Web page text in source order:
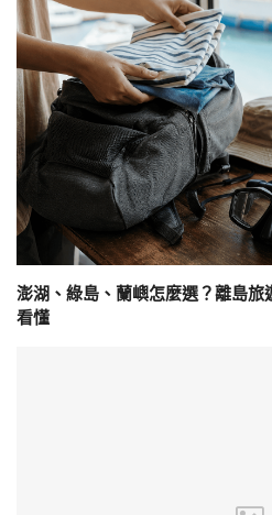
澎湖、綠島、蘭嶼怎麼選？離島
看懂